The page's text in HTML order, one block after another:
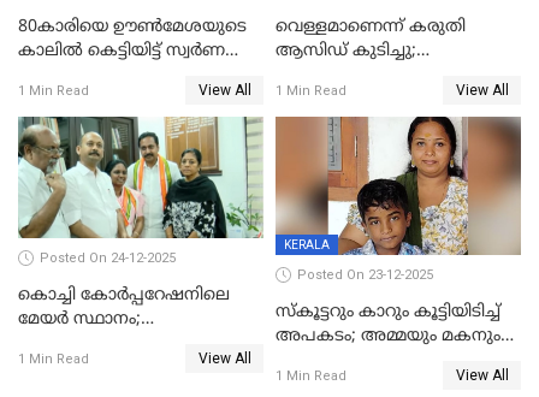
80കാരിയെ ഊൺമേശയുടെ
കാലിൽ കെട്ടിയിട്ട് സ്വർണവും
കൊച്ചുമകനും സുഹൃത്തും
അറസ്റ്റിൽ
1 Min Read View All
വെള്ളമാണെന്ന് കരുതി
ആസിഡ് കുടിച്ചു;
മരിച്ചു
1 Min Read View All
Posted On 24-12-2025
കൊച്ചി കോര്‍പ്പറേഷനിലെ
മേയര്‍ സ്ഥാനം;
രൂക്ഷം
1 Min Read View All
KERALA
Posted On 23-12-2025
സ്കൂട്ടറും കാറും കൂട്ടിയിടിച്ച്
അപകടം; അമ്മയും മകനും
ഗുരുതരാവസ്ഥയിൽ
1 Min Read View All